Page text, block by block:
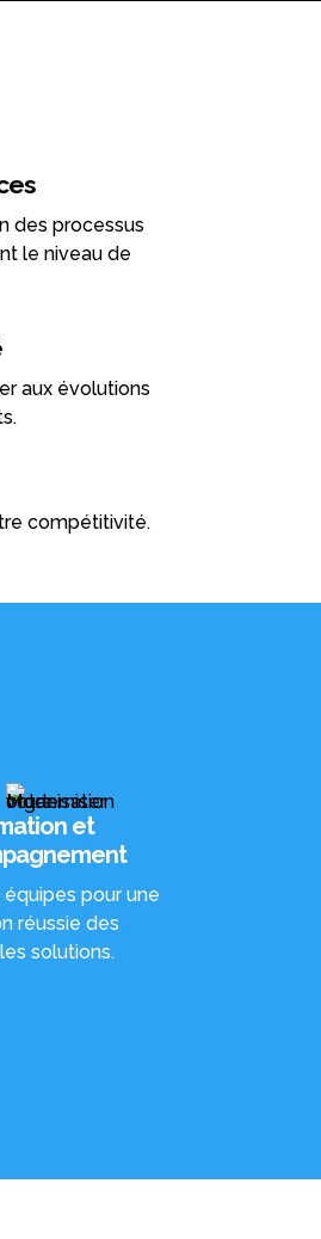
des processus
le niveau de
aux évolutions
compétitivité.
et
pour une
réussie des
solutions.